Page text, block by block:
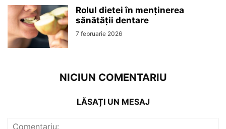
Rolul dietei în menținerea
sănătății dentare
7 februarie 2026
NICIUN COMENTARIU
LĂSAȚI UN MESAJ